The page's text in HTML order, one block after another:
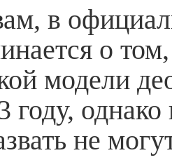
в
о
модели
году,
не